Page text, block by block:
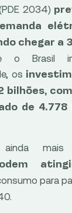
2034)
chegar a
Brasil
os
bilhões,
de 4.778
mais
para